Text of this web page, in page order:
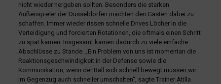
nicht wieder hergeben sollten. Besonders die starken
Außenspieler der Düsseldorfen machten den Gästen dabei zu
schaffen. Immer wieder rissen schnelle Drives Löcher in die
Verteidigung und forcierten Rotationen, die oftmals einen Schritt
zu spät kamen. Insgesamt kamen dadurch zu viele einfache
Abschlüsse zu Stande. „Ein Problem von uns ist momentan die
Reaktionsgeschwindigkeit in der Defense sowie die
Kommunikation, wenn der Ball sich schnell bewegt müssen wir
im Gegenzug auch schneller umschalten“, sagte Trainer Atilla